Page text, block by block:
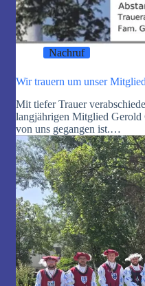
Nachruf
Wir trauern um unser
Mit tiefer Trauer
langjährigen Mitglied Gerold
von uns gegangen ist.…